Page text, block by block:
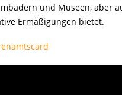
und Museen, aber
Ermäßigungen bietet.